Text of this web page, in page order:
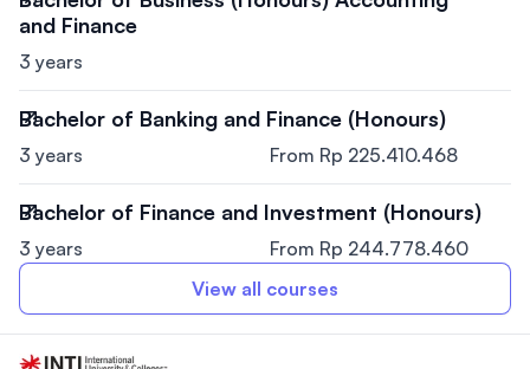
and Finance
3 years
Bachelor of Banking and Finance (Honours)
3 years From Rp 225.410.468
Bachelor of Finance and Investment (Honours)
3 years
From Rp 244.778.460
View all courses